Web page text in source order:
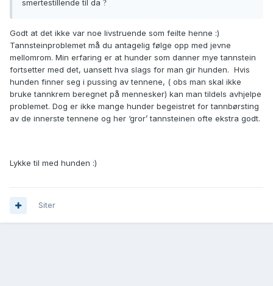
smertestillende til da ?
Godt at det ikke var noe livstruende som feilte henne :)
Tannsteinproblemet må du antagelig følge opp med jevne
mellomrom. Min erfaring er at hunder som danner mye tannstein
fortsetter med det, uansett hva slags for man gir hunden. Hvis
hunden finner seg i pussing av tennene, ( obs man skal ikke
bruke tannkrem beregnet på mennesker) kan man tildels avhjelpe
problemet. Dog er ikke mange hunder begeistret for tannbørsting
av de innerste tennene og her ‘gror’ tannsteinen ofte ekstra godt.
Lykke til med hunden :)
Siter